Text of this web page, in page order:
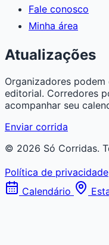
Fale conosco
Minha área
Atualizações
Organizadores
editorial. Corredores
acompanhar seu
Enviar corrida
© 2026 Só Corridas.
Política de privacidade
Calendário